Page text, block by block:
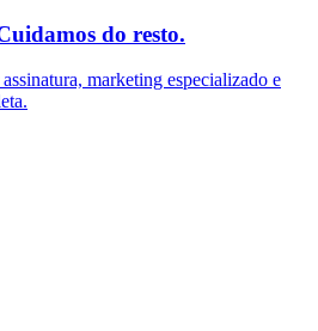
do resto.
marketing especializado e